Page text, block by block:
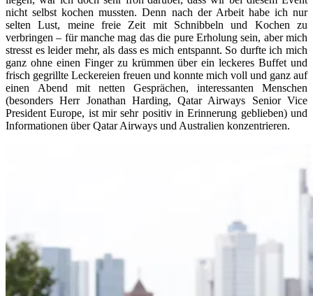
nicht selbst kochen mussten. Denn nach der Arbeit habe ich nur
selten Lust, meine freie Zeit mit Schnibbeln und Kochen zu
verbringen – für manche mag das die pure Erholung sein, aber mich
stresst es leider mehr, als dass es mich entspannt. So durfte ich mich
ganz ohne einen Finger zu krümmen über ein leckeres Buffet und
frisch gegrillte Leckereien freuen und konnte mich voll und ganz auf
einen Abend mit netten Gesprächen, interessanten Menschen
(besonders Herr Jonathan Harding, Qatar Airways Senior Vice
President Europe, ist mir sehr positiv in Erinnerung geblieben) und
Informationen über Qatar Airways und Australien konzentrieren.